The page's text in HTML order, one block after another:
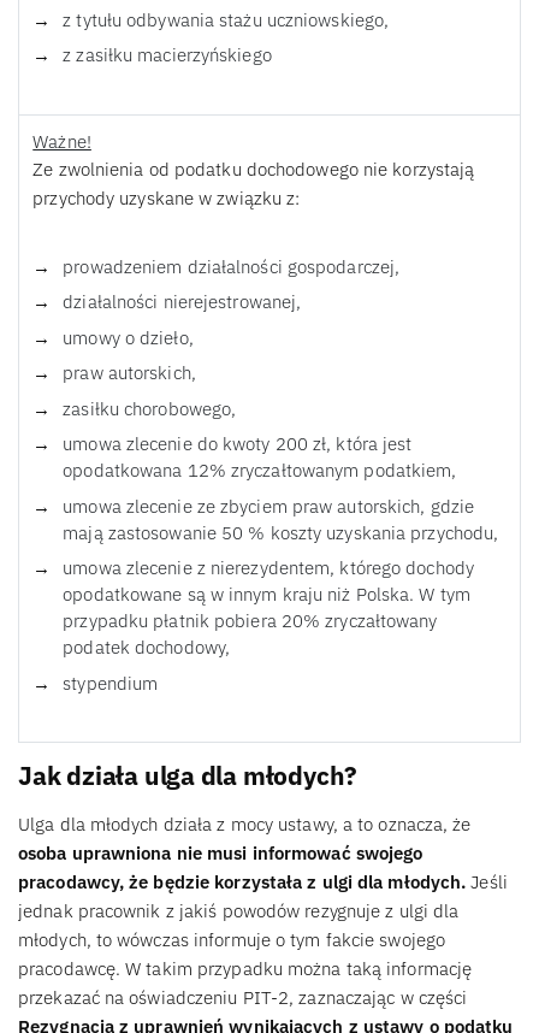
z tytułu odbywania stażu uczniowskiego,
z zasiłku macierzyńskiego
Ważne!
Ze zwolnienia od podatku dochodowego nie korzystają
przychody uzyskane w związku z:
prowadzeniem działalności gospodarczej,
działalności nierejestrowanej,
umowy o dzieło,
praw autorskich,
zasiłku chorobowego,
umowa zlecenie do kwoty 200 zł, która jest
opodatkowana 12% zryczałtowanym podatkiem,
umowa zlecenie ze zbyciem praw autorskich, gdzie
mają zastosowanie 50 % koszty uzyskania przychodu,
umowa zlecenie z nierezydentem, którego dochody
opodatkowane są w innym kraju niż Polska. W tym
przypadku płatnik pobiera 20% zryczałtowany
podatek dochodowy,
stypendium
Jak działa ulga dla młodych?
Ulga dla młodych działa z mocy ustawy, a to oznacza, że
osoba uprawniona nie musi informować swojego
pracodawcy, że będzie korzystała z ulgi dla młodych. Jeśli
jednak pracownik z jakiś powodów rezygnuje z ulgi dla
młodych, to wówczas informuje o tym fakcie swojego
pracodawcę. W takim przypadku można taką informację
przekazać na oświadczeniu PIT-2, zaznaczając w części
Rezygnacja z uprawnień wynikających z ustawy o podatku